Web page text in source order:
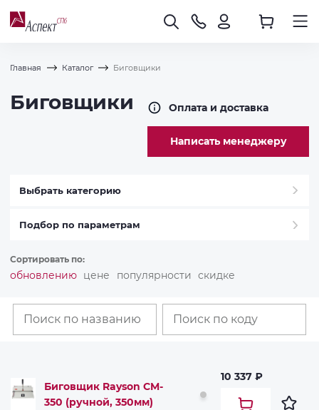
Главная Каталог Биговщики
Биговщики Оплата и доставка
Написать менеджеру
Выбрать категорию
Подбор по параметрам
Сортировать по:
обновлению цене популярности скидке
Биговщик Rayson CM-
350 (ручной, 350мм)
10 337 ₽